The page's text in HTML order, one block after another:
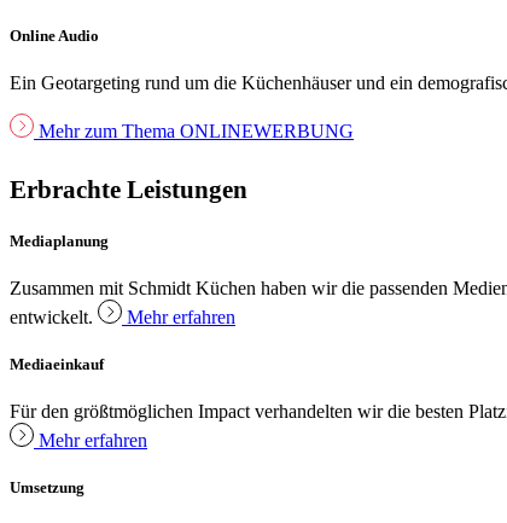
Online Audio
Ein Geotargeting rund um die Küchenhäuser und ein
Mehr zum Thema ONLINEWERBUNG
Erbrachte Leistungen
Mediaplanung
Zusammen mit Schmidt Küchen haben wir die passenden
entwickelt.
Mehr erfahren
Mediaeinkauf
Für den größtmöglichen Impact verhandelten wir die besten
Mehr erfahren
Umsetzung